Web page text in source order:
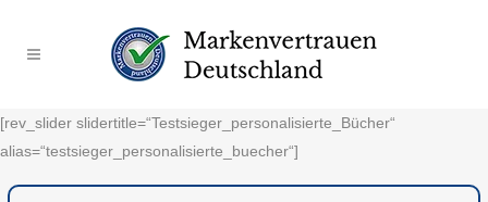
[rev_slider slidertitle=“Testsieger_personalisierte_Bücher“
alias=“testsieger_personalisierte_buecher“]